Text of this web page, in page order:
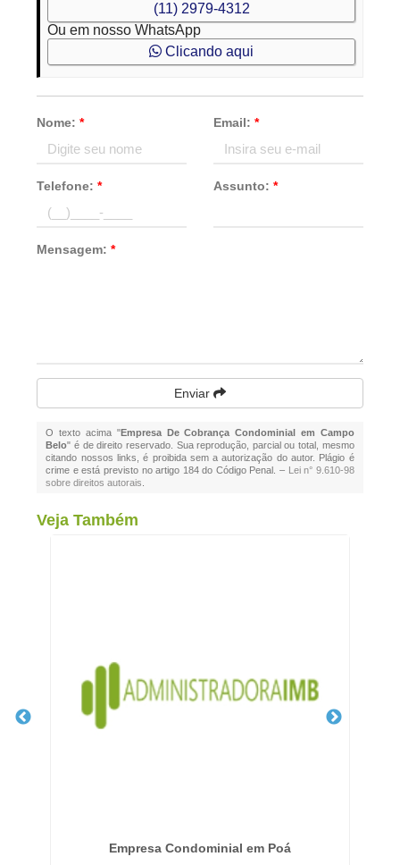
(11) 2979-4312
Ou em nosso WhatsApp
Clicando aqui
Nome:* Email: *
Telefone:* Assunto: *
Mensagem:*
Enviar
O texto acima "Empresa De Cobrança Condominial em Campo
Belo" é de direito reservado. Sua reprodução, parcial ou total, mesmo
citando nossos links, é proibida sem a autorização do autor. Plágio é
crime e está previsto no artigo 184 do Código Penal. – Lei n° 9.610-98
sobre direitos autorais
Veja Também
Empresa Condominial em Poá